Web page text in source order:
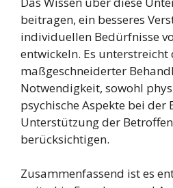
beitragen, ein besseres
individuellen Bedürfnisse
entwickeln. Es
maßgeschneiderter
Notwendigkeit, sowohl
psychische Aspekte bei der
Unterstützung der
berücksichtigen.
Zusammenfassend ist es